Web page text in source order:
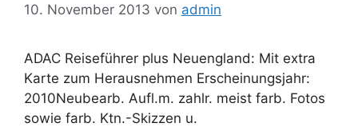
10. November 2013 von admin
ADAC Reiseführer plus Neuengland: Mit extra
Karte zum Herausnehmen Erscheinungsjahr:
2010Neubearb. Aufl.m. zahlr. meist farb. Fotos
sowie farb. Ktn.-Skizzen u.